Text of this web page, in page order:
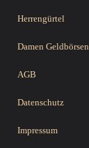
Herrengürtel
Damen Geldbörsen
AGB
Datenschutz
Impressum